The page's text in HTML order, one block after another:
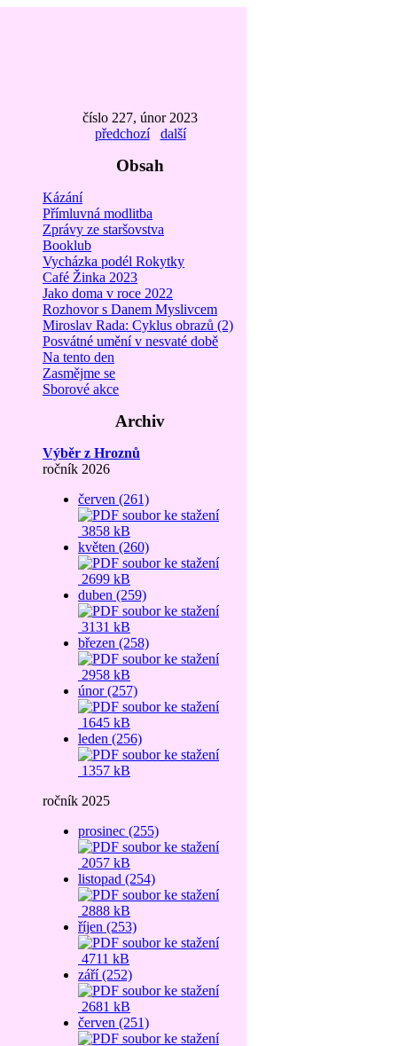
číslo 227, únor 2023
předchozí
další
Obsah
Kázání
Přímluvná modlitba
Zprávy ze staršovstva
Booklub
Vycházka podél Rokytky
Café Žinka 2023
Jako doma v roce 2022
Rozhovor s Danem Myslivcem
Miroslav Rada: Cyklus obrazů (2)
Posvátné umění v nesvaté době
Na tento den
Zasmějme se
Sborové akce
Archiv
Výběr z Hroznů
ročník 2026
červen (261)
3858 kB
květen (260)
2699 kB
duben (259)
3131 kB
březen (258)
2958 kB
únor (257)
1645 kB
leden (256)
1357 kB
ročník 2025
prosinec (255)
2057 kB
listopad (254)
2888 kB
říjen (253)
4711 kB
září (252)
2681 kB
červen (251)